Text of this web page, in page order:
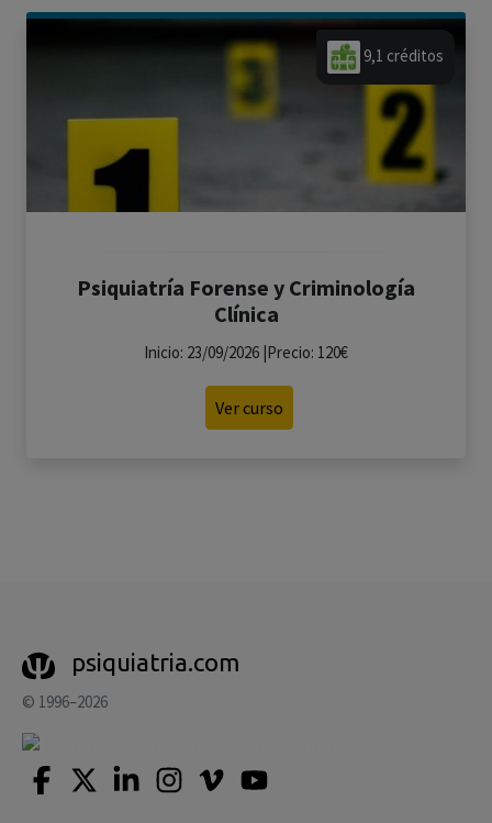
9,1 créditos
Psiquiatría Forense y Criminología
Clínica
Inicio: 23/09/2026 |Precio: 120€
Ver curso
psiquiatria.com
© 1996–2026